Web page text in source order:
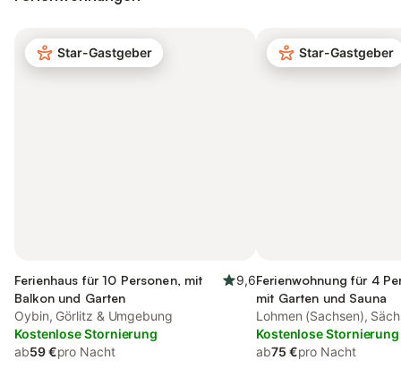
Star-Gastgeber
Ferienhaus für 10 Personen, mit
Balkon und Garten
9,6
Oybin, Görlitz & Umgebung
Kostenlose Stornierung
ab59 €pro Nacht
Star-Gastgeber
Ferienwohnung für 4
mit Garten und Sauna
Lohmen (Sachsen),
Osterzgebirge
Kostenlose Stornierung
ab75 €pro Nacht